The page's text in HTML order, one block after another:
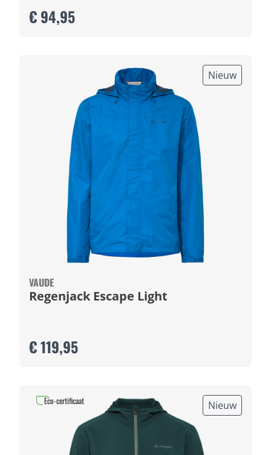
€ 94,95
Nieuw
VAUDE
Regenjack Escape Light
€ 119,95
Nieuw
Eco-certificaat